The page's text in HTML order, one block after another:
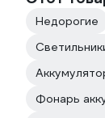
Недорогие
Фонарь